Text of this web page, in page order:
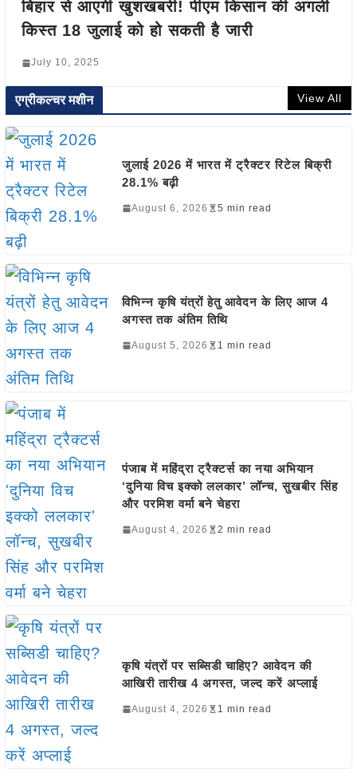
बिहार से आएगी खुशखबरी! पीएम किसान की अगली
किस्त 18 जुलाई को हो सकती है जारी
July 10, 2025
एग्रीकल्चर मशीन View All
जुलाई 2026 में भारत में ट्रैक्टर रिटेल बिक्री
28.1% बढ़ी
August 6, 2026 5 min read
विभिन्न कृषि यंत्रों हेतु आवेदन के लिए आज 4
अगस्त तक अंतिम तिथि
August 5, 2026 1 min read
पंजाब में महिंद्रा ट्रैक्टर्स का नया अभियान
‘दुनिया विच इक्को ललकार’ लॉन्च, सुखबीर सिंह
और परमिश वर्मा बने चेहरा
August 4, 2026 2 min read
कृषि यंत्रों पर सब्सिडी चाहिए? आवेदन की
आखिरी तारीख 4 अगस्त, जल्द करें अप्लाई
August 4, 2026 1 min read